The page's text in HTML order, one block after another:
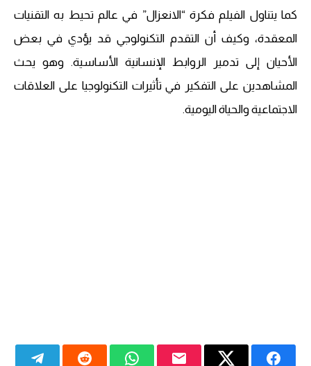
كما يتناول الفيلم فكرة “الانعزال” في عالم تحيط به التقنيات
المعقدة، وكيف أن التقدم التكنولوجي قد يؤدي في بعض
الأحيان إلى تدمير الروابط الإنسانية الأساسية. وهو يحث
المشاهدين على التفكير في تأثيرات التكنولوجيا على العلاقات
الاجتماعية والحياة اليومية.